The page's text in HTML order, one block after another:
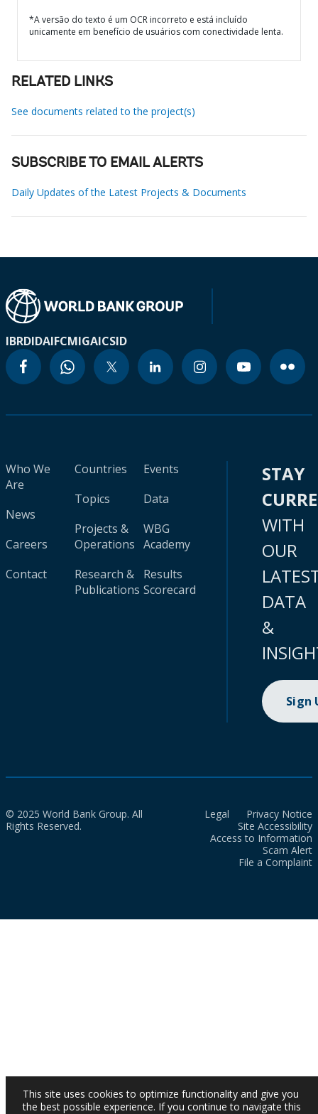
*A versão do texto é um OCR incorreto e está incluído
unicamente em benefício de usuários com conectividade lenta.
RELATED LINKS
See documents related to the project(s)
SUBSCRIBE TO EMAIL ALERTS
Daily Updates of the Latest Projects & Documents
IBRDIDAIFCMIGAICSID
Who We
Are
News
Careers
Contact
Countries
Topics
Projects &
Operations
Research &
Publications
Events
Data
WBG
Academy
Results
Scorecard
STAY
WITH
OUR
DATA
&
Sign
© 2025 World Bank Group. All
Rights Reserved.
Legal
Privacy Notice
Site Accessibility
Access to Information
Scam Alert
File a Complaint
This site uses cookies to optimize functionality and give you
the best possible experience. If you continue to navigate this